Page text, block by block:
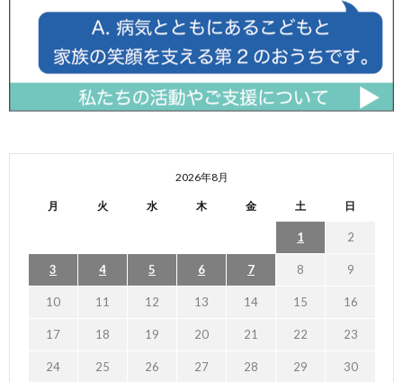
2026年8月
月 火 水 木 金 土 日
1 2
3 4 5 6 7 8 9
10 11 12 13 14 15 16
17 18 19 20 21 22 23
24 25 26 27 28 29 30